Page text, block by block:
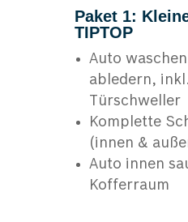
Paket 1:
TIPTOP
Auto
abledern,
Türschweller
Komplette
(innen &
Auto innen
Kofferraum